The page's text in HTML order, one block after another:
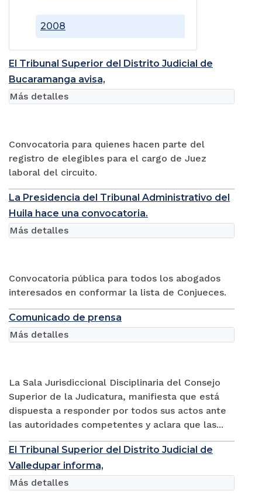
2008
El Tribunal Superior del Distrito Judicial de
Bucaramanga avisa,
Convocatoria para quienes hacen parte del
registro de elegibles para el cargo de Juez
laboral del circuito.
Más detalles
La Presidencia del Tribunal Administrativo del
Huila hace una convocatoria.
Convocatoria pública para todos los abogados
interesados en conformar la lista de Conjueces.
Más detalles
Comunicado de prensa
La Sala Jurisdiccional Disciplinaria del Consejo
Superior de la Judicatura, manifiesta que está
dispuesta a responder por todos sus actos ante
las autoridades competentes y aclara que las...
Más detalles
El Tribunal Superior del Distrito Judicial de
Valledupar informa,
Más detalles